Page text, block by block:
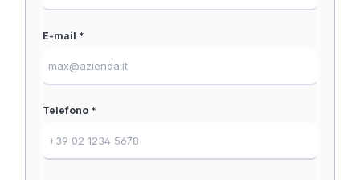
E-mail *
Telefono *